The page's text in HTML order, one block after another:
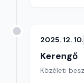
2025. 12. 10.
Kerengő
Közéleti